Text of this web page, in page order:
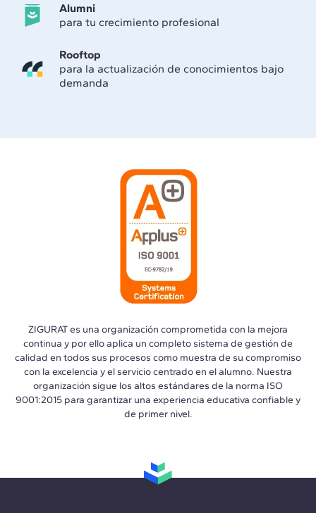
Alumni
para tu crecimiento profesional
Rooftop
para la actualización de conocimientos bajo
demanda
ZIGURAT es una organización comprometida con la mejora
continua y por ello aplica un completo sistema de gestión de
calidad en todos sus procesos como muestra de su compromiso
con la excelencia y el servicio centrado en el alumno. Nuestra
organización sigue los altos estándares de la norma ISO
9001:2015 para garantizar una experiencia educativa confiable y
de primer nivel.